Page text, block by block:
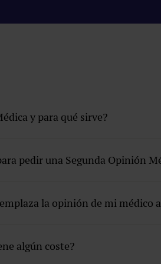
y para qué sirve?
pedir una Segunda Opinión
la opinión de mi médico
algún coste?